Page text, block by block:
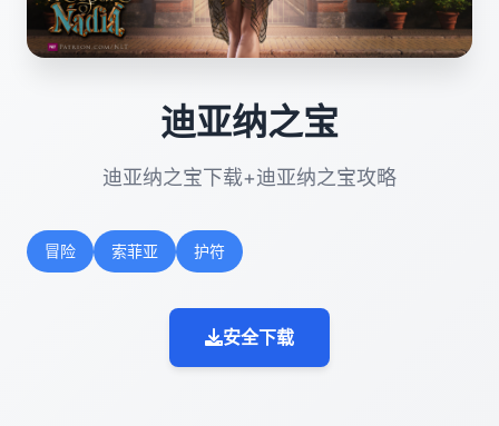
迪亚纳之宝
迪亚纳之宝下载+迪亚纳之宝攻略
冒险 索菲亚 护符
安全下载